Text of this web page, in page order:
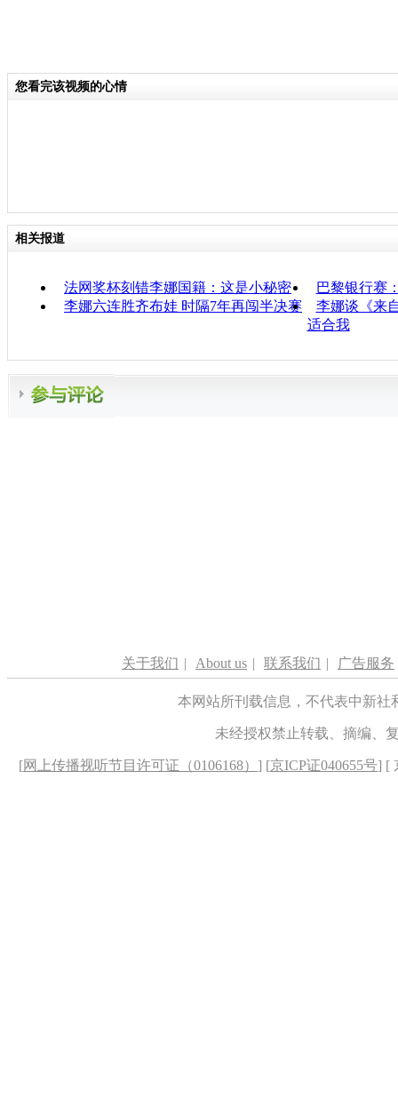
您看完该视频的心情
相关报道
法网奖杯刻错李娜国籍：这是小秘密
巴黎银行赛
李娜六连胜齐布娃 时隔7年再闯半决赛
李娜谈《来
适合我
关于我们 | About us | 联系我们 | 广告服务
本网站所刊载信息，不代表中新
未经授权禁止转载、摘编、
[网上传播视听节目许可证（0106168） ] [京ICP证040655号] [